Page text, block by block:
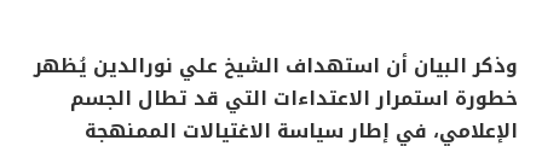
وذكر البيان أن استهداف الشيخ علي نورالدين يُظهر
خطورة استمرار الاعتداءات التي قد تطال الجسم
الإعلامي، في إطار سياسة الاغتيالات الممنهجة